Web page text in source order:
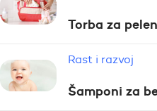
Torba za
Rast i razvoj
Šamponi za